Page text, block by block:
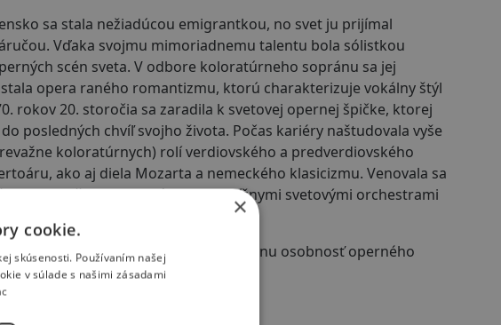
sa stala nežiadúcou emigrantkou, no svet ju prijímal
Vďaka svojmu mimoriadnemu talentu bola sólistkou
scén sveta. V odbore koloratúrneho sopránu sa jej
opera raného romantizmu, ktorú charakterizuje vokálny štýl
rokov 20. storočia sa zaradila k svetovej opernej špičke, ktorej
posledných chvíľ svojho života. Počas kariéry naštudovala vyše
koloratúrnych) rolí verdiovského a predverdiovského
ako aj diela Mozarta a nemeckého klasicizmu. Venovala sa
pričom jej nahrávky s prestížnymi svetovými orchestrami
Slovensko a svet stráca mimoriadnu osobnosť operného
umenia. Česť jej pamiatke!
×
cookie.
skúsenosti. Používaním našej
v súlade s našimi zásadami